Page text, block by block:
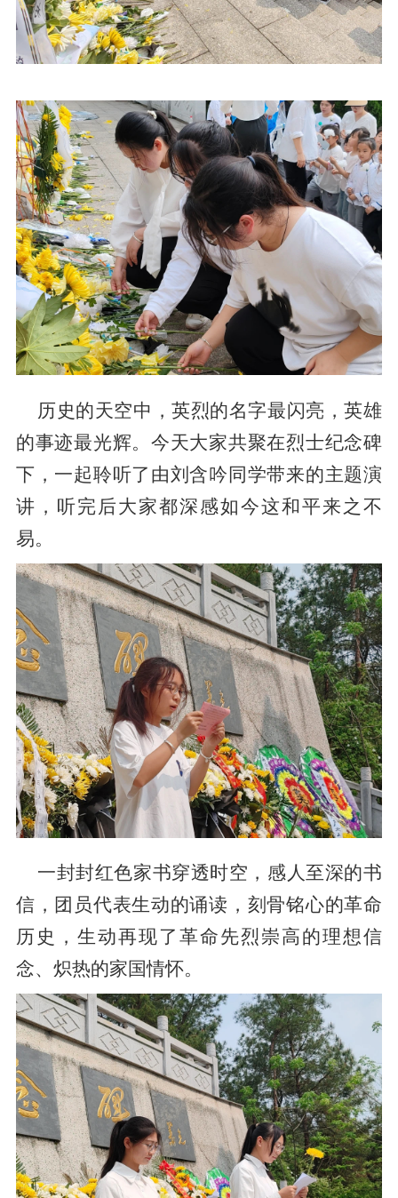
历史的天空中，英烈的名字最闪亮，英雄
的事迹最光辉。今天大家共聚在烈士纪念碑
下，一起聆听了由刘含吟同学带来的主题演
讲，听完后大家都深感如今这和平来之不
易。
一封封红色家书穿透时空，感人至深的书
信，团员代表生动的诵读，刻骨铭心的革命
历史，生动再现了革命先烈崇高的理想信
念、炽热的家国情怀。